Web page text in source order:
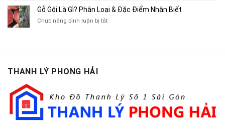
Cũ
TP.HCM
Tạp
Chí
Bán
Áo
Chít
Là
Gỗ Gội Là Gì? Phân Loại & Đặc Điểm Nhận Biết
Chức năng bình luận bị tắtở
Điểm
Nhận
Biết
THANH LÝ PHONG HẢI